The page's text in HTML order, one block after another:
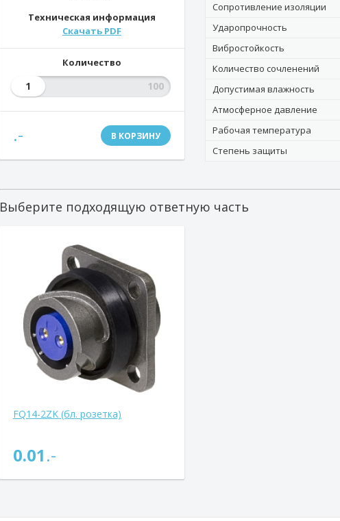
Техническая информация
Скачать PDF
Количество
1
.- В КОРЗИНУ
Сопротивление изоляции
Ударопрочность
Вибростойкость
Количество сочленений
Допустимая влажность
Атмосферное давление
Рабочая температура
Степень защиты
Выберите подходящую ответную часть
FQ14-2ZK (бл. розетка)
0.01.-